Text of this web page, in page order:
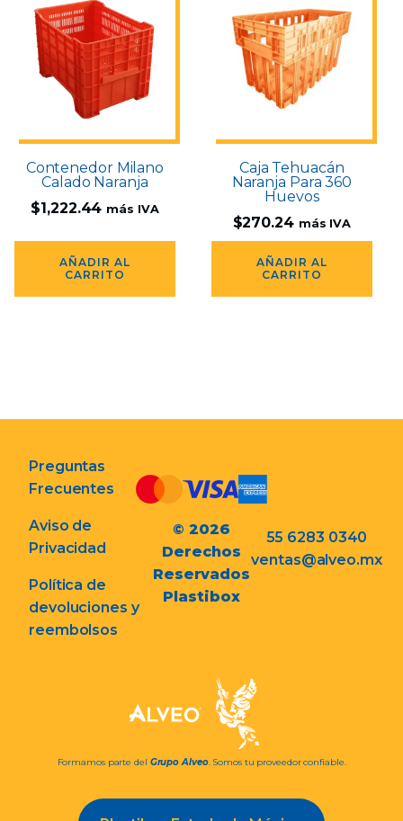
Contenedor Milano
Calado Naranja
$1,222.44 más IVA
AÑADIR AL
CARRITO
Caja Tehuacán
Naranja Para 360
Huevos
$270.24 más IVA
AÑADIR AL
CARRITO
Preguntas
Frecuentes
Aviso de
Privacidad
Política de
devoluciones y
reembolsos
© 2026
Derechos
Reservados
Plastibox
55 6283 0340
ventas@alveo.mx
Formamos parte del Grupo Alveo. Somos tu proveedor confiable.